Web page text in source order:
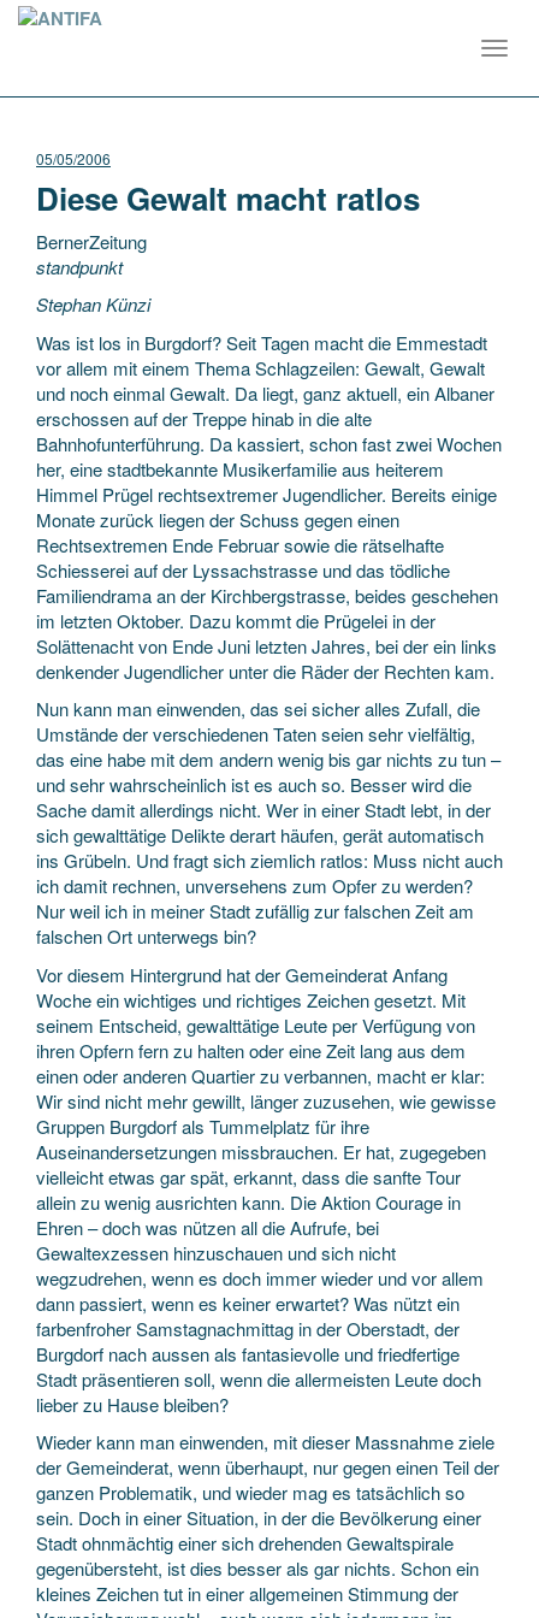
05/05/2006
Diese Gewalt macht ratlos
BernerZeitung
standpunkt
Stephan Künzi
Was ist los in Burgdorf? Seit Tagen macht die Emmestadt
vor allem mit einem Thema Schlagzeilen: Gewalt, Gewalt
und noch einmal Gewalt. Da liegt, ganz aktuell, ein Albaner
erschossen auf der Treppe hinab in die alte
Bahnhofunterführung. Da kassiert, schon fast zwei Wochen
her, eine stadtbekannte Musikerfamilie aus heiterem
Himmel Prügel rechtsextremer Jugendlicher. Bereits einige
Monate zurück liegen der Schuss gegen einen
Rechtsextremen Ende Februar sowie die rätselhafte
Schiesserei auf der Lyssachstrasse und das tödliche
Familiendrama an der Kirchbergstrasse, beides geschehen
im letzten Oktober. Dazu kommt die Prügelei in der
Solättenacht von Ende Juni letzten Jahres, bei der ein links
denkender Jugendlicher unter die Räder der Rechten kam.
Nun kann man einwenden, das sei sicher alles Zufall, die
Umstände der verschiedenen Taten seien sehr vielfältig,
das eine habe mit dem andern wenig bis gar nichts zu tun –
und sehr wahrscheinlich ist es auch so. Besser wird die
Sache damit allerdings nicht. Wer in einer Stadt lebt, in der
sich gewalttätige Delikte derart häufen, gerät automatisch
ins Grübeln. Und fragt sich ziemlich ratlos: Muss nicht auch
ich damit rechnen, unversehens zum Opfer zu werden?
Nur weil ich in meiner Stadt zufällig zur falschen Zeit am
falschen Ort unterwegs bin?
Vor diesem Hintergrund hat der Gemeinderat Anfang
Woche ein wichtiges und richtiges Zeichen gesetzt. Mit
seinem Entscheid, gewalttätige Leute per Verfügung von
ihren Opfern fern zu halten oder eine Zeit lang aus dem
einen oder anderen Quartier zu verbannen, macht er klar:
Wir sind nicht mehr gewillt, länger zuzusehen, wie gewisse
Gruppen Burgdorf als Tummelplatz für ihre
Auseinandersetzungen missbrauchen. Er hat, zugegeben
vielleicht etwas gar spät, erkannt, dass die sanfte Tour
allein zu wenig ausrichten kann. Die Aktion Courage in
Ehren – doch was nützen all die Aufrufe, bei
Gewaltexzessen hinzuschauen und sich nicht
wegzudrehen, wenn es doch immer wieder und vor allem
dann passiert, wenn es keiner erwartet? Was nützt ein
farbenfroher Samstagnachmittag in der Oberstadt, der
Burgdorf nach aussen als fantasievolle und friedfertige
Stadt präsentieren soll, wenn die allermeisten Leute doch
lieber zu Hause bleiben?
Wieder kann man einwenden, mit dieser Massnahme ziele
der Gemeinderat, wenn überhaupt, nur gegen einen Teil der
ganzen Problematik, und wieder mag es tatsächlich so
sein. Doch in einer Situation, in der die Bevölkerung einer
Stadt ohnmächtig einer sich drehenden Gewaltspirale
gegenübersteht, ist dies besser als gar nichts. Schon ein
kleines Zeichen tut in einer allgemeinen Stimmung der